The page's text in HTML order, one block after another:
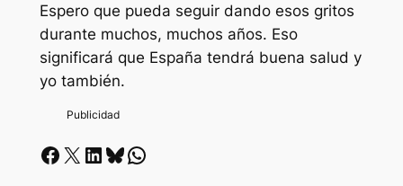
Espero que pueda seguir dando esos gritos
durante muchos, muchos años. Eso
significará que España tendrá buena salud y
yo también.
Facebook X LinkedIn Bluesky Whatsapp